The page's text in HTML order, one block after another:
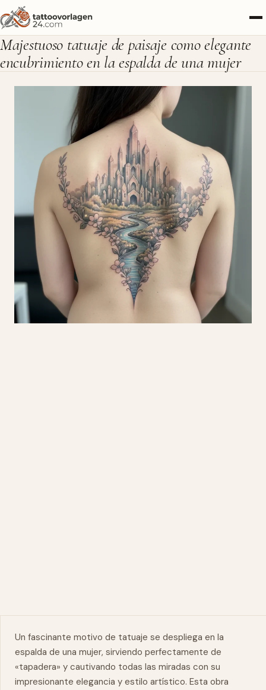
Majestuoso tatuaje de paisaje como elegante
encubrimiento en la espalda de una mujer
Un fascinante motivo de tatuaje se despliega en la
espalda de una mujer, sirviendo perfectamente de
«tapadera» y cautivando todas las miradas con su
impresionante elegancia y estilo artístico. Esta obra